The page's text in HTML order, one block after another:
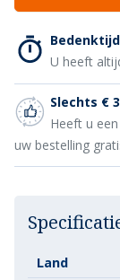
Bedenktijd
U heeft
Slechts €
Heeft u
uw bestelling
Land